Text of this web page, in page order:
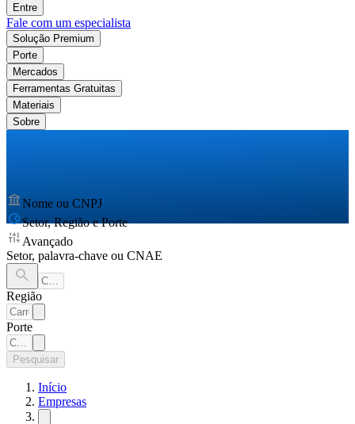
Entre
Fale com um especialista
Solução Premium
Porte
Mercados
Ferramentas Gratuitas
Materiais
Sobre
Nome ou CNPJ
Setor, Região e Porte
Avançado
Setor, palavra-chave ou CNAE
Região
Porte
Pesquisar
Início
Empresas